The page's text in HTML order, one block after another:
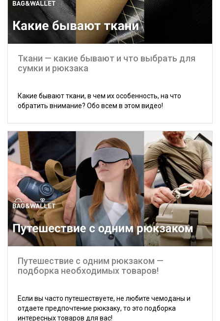
Ткани — какие бывают и что выбрать для
сумки и рюкзака
Какие бывают ткани, в чем их особенность, на что
обратить внимание? Обо всем в этом видео!
Путешествие с одним рюкзаком —
подборка необходимых товаров!
Если вы часто путешествуете, не любите чемоданы и
отдаете предпочтение рюкзаку, то это подборка
интересных товаров для вас!